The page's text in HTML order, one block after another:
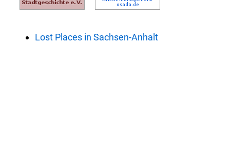
Lost Places in Sachsen-Anhalt